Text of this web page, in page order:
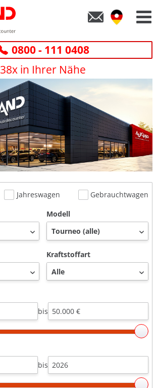
0800 - 111 0408
38x in Ihrer Nähe
Jahreswagen
Gebrauchtwagen
Modell
Kraftstoffart
bis
bis